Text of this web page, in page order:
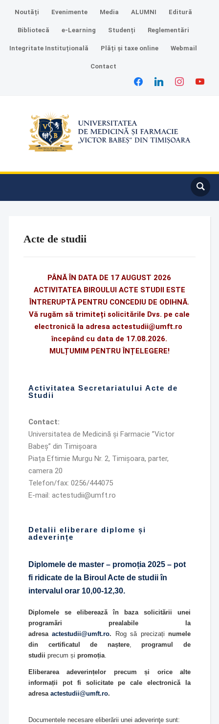
Noutăți Evenimente Media ALUMNI Editură
Bibliotecă e-Learning Studenți Reglementări
Integritate Instituțională Plăți și taxe online Webmail
Contact
Acte de studii
PÂNĂ ÎN DATA DE 17 AUGUST 2026
ACTIVITATEA BIROULUI ACTE STUDII ESTE
ÎNTRERUPTĂ PENTRU CONCEDIU DE ODIHNĂ.
Vă rugăm să trimiteți solicitările Dvs. pe cale
electronică la adresa actestudii@umft.ro
începând cu data de 17.08.2026.
MULȚUMIM PENTRU ÎNȚELEGERE!
Activitatea Secretariatului Acte de
Studii
Contact:
Universitatea de Medicină și Farmacie ”Victor
Babeș” din Timișoara
Piața Eftimie Murgu Nr. 2, Timișoara, parter,
camera 20
Telefon/fax: 0256/444075
E-mail: actestudii@umft.ro
Detalii eliberare diplome și
adeverințe
Diplomele de master – promoția 2025 – pot
fi ridicate de la Biroul Acte de studii în
intervalul orar 10,00-12,30.
Diplomele se eliberează în baza solicitării unei
programări prealabile la
adresaactestudii@umft.ro. Rog să precizaținumele
din certificatul de naștere,programul de
studii precum și promoția.
Eliberarea adeverințelor precum și orice alte
informații pot fi solicitate pe cale electronică la
adresa actestudii@umft.ro.
Documentele necesare eliberării unei adeverinţe sunt: